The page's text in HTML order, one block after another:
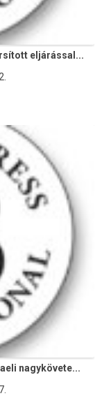
eljárással...
nagykövete...